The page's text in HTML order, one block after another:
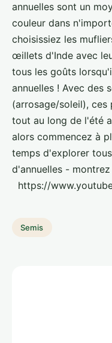
annuelles sont un
couleur dans
choisissiez les
œillets d'Inde avec
tous les goûts
annuelles ! Avec des
(arrosage/soleil),
tout au long de l'été
alors commencez à
temps d'explorer
d'annuelles -
https://
Semis